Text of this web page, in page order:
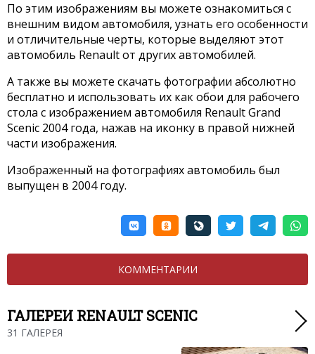
По этим изображениям вы можете ознакомиться с
внешним видом автомобиля, узнать его особенности
и отличительные черты, которые выделяют этот
автомобиль Renault от других автомобилей.
А также вы можете скачать фотографии абсолютно
бесплатно и использовать их как обои для рабочего
стола с изображением автомобиля Renault Grand
Scenic 2004 года, нажав на иконку в правой нижней
части изображения.
Изображенный на фотографиях автомобиль был
выпущен в 2004 году.
КОММЕНТАРИИ
ГАЛЕРЕИ RENAULT SCENIC
31 ГАЛЕРЕЯ